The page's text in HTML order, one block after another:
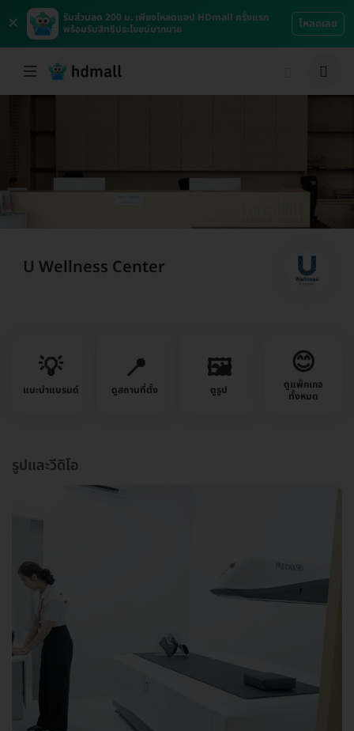
×
รับส่วนลด 200 บ. เพียงโหลดแอป HDmall ครั้งแรก
พร้อมรับสิทธิประโยชน์มากมาย
โหลดเลย
U Wellness Center
💡
แนะนำแบรนด์
📍
ดูสถานที่ตั้ง
🖼️
ดูรูป
😊
ดูแพ็กเกจ
ทั้งหมด
รูปและวีดิโอ